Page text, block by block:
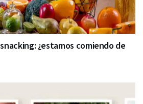
¿estamos comiendo de